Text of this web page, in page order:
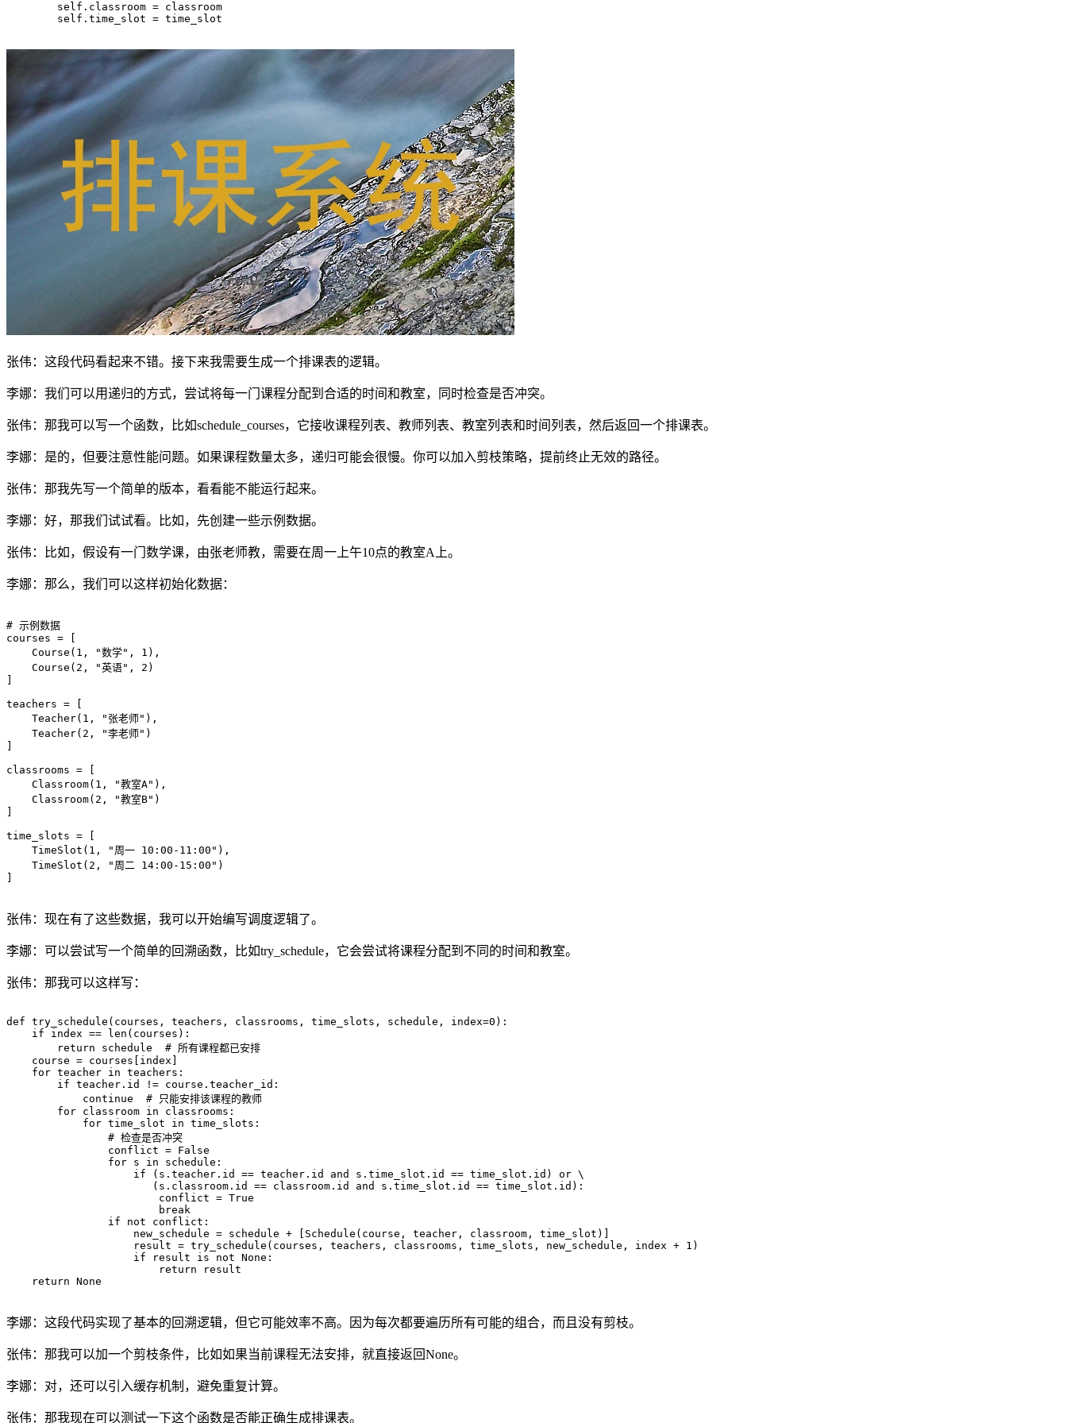
        self.classroom = classroom
        self.time_slot = time_slot
张伟：这段代码看起来不错。接下来我需要生成一个排课表的逻辑。
李娜：我们可以用递归的方式，尝试将每一门课程分配到合适的时间和教室，同时检查是否冲突。
张伟：那我可以写一个函数，比如schedule_courses，它接收课程列表、教师列表、教室列表和时间列表，然后返回一个排课表。
李娜：是的，但要注意性能问题。如果课程数量太多，递归可能会很慢。你可以加入剪枝策略，提前终止无效的路径。
张伟：那我先写一个简单的版本，看看能不能运行起来。
李娜：好，那我们试试看。比如，先创建一些示例数据。
张伟：比如，假设有一门数学课，由张老师教，需要在周一上午10点的教室A上。
李娜：那么，我们可以这样初始化数据：
# 示例数据
courses = [
    Course(1, "数学", 1),
    Course(2, "英语", 2)
]
teachers = [
    Teacher(1, "张老师"),
    Teacher(2, "李老师")
]
classrooms = [
    Classroom(1, "教室A"),
    Classroom(2, "教室B")
]
time_slots = [
    TimeSlot(1, "周一 10:00-11:00"),
    TimeSlot(2, "周二 14:00-15:00")
]
张伟：现在有了这些数据，我可以开始编写调度逻辑了。
李娜：可以尝试写一个简单的回溯函数，比如try_schedule，它会尝试将课程分配到不同的时间和教室。
张伟：那我可以这样写：
def try_schedule(courses, teachers, classrooms, time_slots, schedule, index=0):
    if index == len(courses):
        return schedule  # 所有课程都已安排
    course = courses[index]
    for teacher in teachers:
        if teacher.id != course.teacher_id:
            continue  # 只能安排该课程的教师
        for classroom in classrooms:
            for time_slot in time_slots:
                # 检查是否冲突
                conflict = False
                for s in schedule:
                    if (s.teacher.id == teacher.id and s.time_slot.id == time_slot.id) or \
                       (s.classroom.id == classroom.id and s.time_slot.id == time_slot.id):
                        conflict = True
                        break
                if not conflict:
                    new_schedule = schedule + [Schedule(course, teacher, classroom, time_slot)]
                    result = try_schedule(courses, teachers, classrooms, time_slots, new_schedule, index + 1)
                    if result is not None:
                        return result
    return None
李娜：这段代码实现了基本的回溯逻辑，但它可能效率不高。因为每次都要遍历所有可能的组合，而且没有剪枝。
张伟：那我可以加一个剪枝条件，比如如果当前课程无法安排，就直接返回None。
李娜：对，还可以引入缓存机制，避免重复计算。
张伟：那我现在可以测试一下这个函数是否能正确生成排课表。